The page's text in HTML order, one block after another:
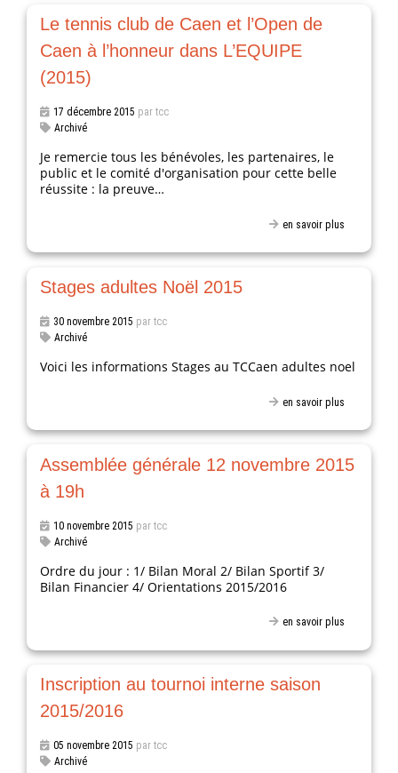
Le tennis club de Caen et l’Open de
Caen à l’honneur dans L’EQUIPE
(2015)
17 décembre 2015 par tcc
Archivé
Je remercie tous les bénévoles, les partenaires, le
public et le comité d'organisation pour cette belle
réussite : la preuve…
en savoir plus
Stages adultes Noël 2015
30 novembre 2015 par tcc
Archivé
Voici les informations Stages au TCCaen adultes noel
en savoir plus
Assemblée générale 12 novembre 2015
à 19h
10 novembre 2015 par tcc
Archivé
Ordre du jour : 1/ Bilan Moral 2/ Bilan Sportif 3/
Bilan Financier 4/ Orientations 2015/2016
en savoir plus
Inscription au tournoi interne saison
2015/2016
05 novembre 2015 par tcc
Archivé